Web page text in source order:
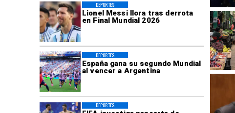
Lionel Messi llora tras derrota
en Final Mundial 2026
DEPORTES
España gana su segundo Mundial
al vencer a Argentina
DEPORTES
DEPORTES